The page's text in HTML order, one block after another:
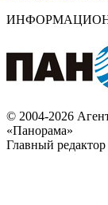
© 2004-2026
«Панорама»
Главный